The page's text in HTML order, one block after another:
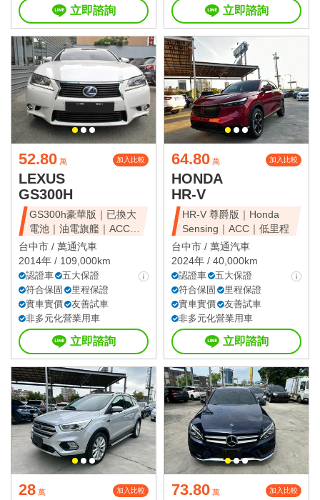
立即諮詢 立即諮詢
52.80 萬 加入比較
LEXUS
GS300H
GS300h豪華版｜已換大
電池｜油電旗艦｜ACC｜
天窗豪華房
台中市 / 萬通汽車
2014年 / 109,000km
認證車
五大保證
符合保固
里程保證
實車實價
友善試車
非多元化營業用車
立即諮詢
64.80 萬 加入比較
HONDA
HR-V
HR-V 尊爵版｜Honda
Sensing｜ACC｜低里程
台中市 / 萬通汽車
2024年 / 40,000km
認證車
五大保證
符合保固
里程保證
實車實價
友善試車
非多元化營業用車
立即諮詢
28 萬 加入比較 73.80 萬 加入比較